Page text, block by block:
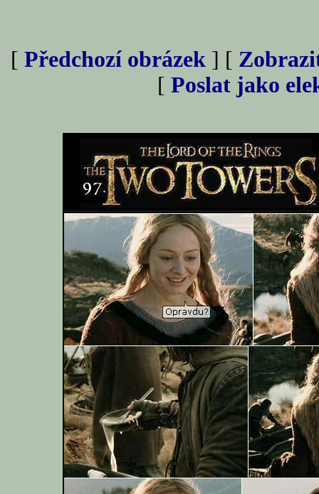
[ Předchozí obrázek ] [
[ Poslat jako